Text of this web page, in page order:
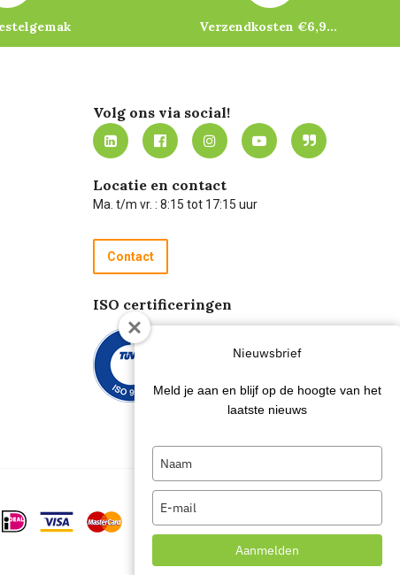
Verzendkosten €6,95 – gratis bij je eerste bestelling vanaf €200
Volg ons via social!
Locatie en contact
Ma. t/m vr. : 8:15 tot 17:15 uur
Contact
ISO certificeringen
Nieuwsbrief
Meld je aan en blijf op de hoogte van het
laatste nieuws
name
email
Aanmelden